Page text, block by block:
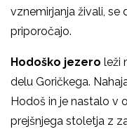
vznemirjanja živali, se
priporočajo.
Hodoško jezero leži
delu Goričkega.
Hodoš in je nastalo v
prejšnjega stoletja z